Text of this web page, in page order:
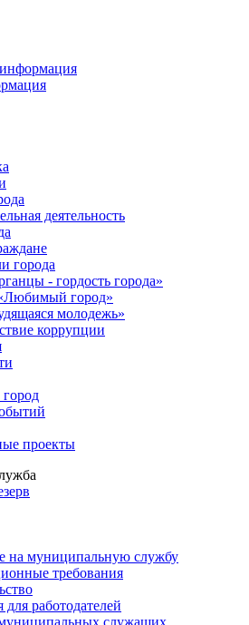
деятельность
города
- гордость города»
город»
молодежь»
коррупции
проекты
на муниципальную службу
требования
работодателей